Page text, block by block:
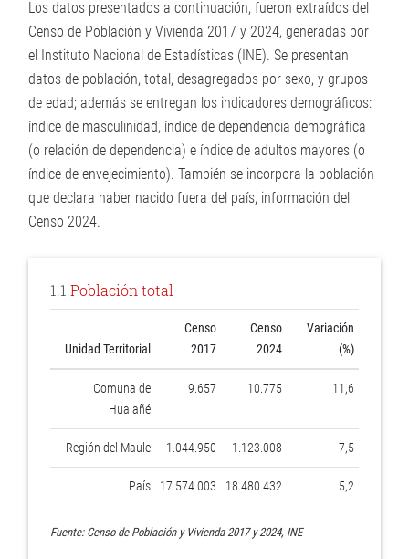
Los datos presentados a continuación, fueron extraídos del
Censo de Población y Vivienda 2017 y 2024, generadas por
el Instituto Nacional de Estadísticas (INE). Se presentan
datos de población, total, desagregados por sexo, y grupos
de edad; además se entregan los indicadores demográficos:
índice de masculinidad, índice de dependencia demográfica
(o relación de dependencia) e índice de adultos mayores (o
índice de envejecimiento). También se incorpora la población
que declara haber nacido fuera del país, información del
Censo 2024.
1.1 Población total
Unidad Territorial
Censo
2017
Censo
2024
Variación
(%)
Comuna de
Hualañé
9.657 10.775 11,6
Región del Maule 1.044.950 1.123.008 7,5
País 17.574.003 18.480.432 5,2
Fuente: Censo de Población y Vivienda 2017 y 2024, INE